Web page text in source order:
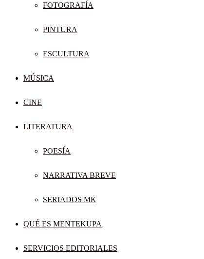
FOTOGRAFÍA
PINTURA
ESCULTURA
MÚSICA
CINE
LITERATURA
POESÍA
NARRATIVA BREVE
SERIADOS MK
QUÉ ES MENTEKUPA
SERVICIOS EDITORIALES